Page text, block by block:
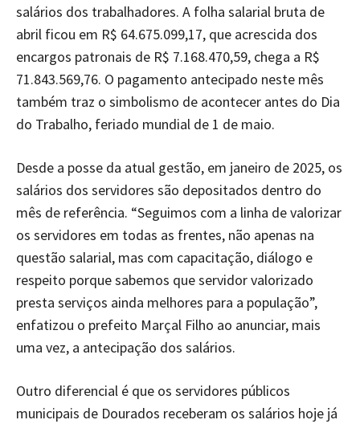
salários dos trabalhadores. A folha salarial bruta de
abril ficou em R$ 64.675.099,17, que acrescida dos
encargos patronais de R$ 7.168.470,59, chega a R$
71.843.569,76. O pagamento antecipado neste mês
também traz o simbolismo de acontecer antes do Dia
do Trabalho, feriado mundial de 1 de maio.
Desde a posse da atual gestão, em janeiro de 2025, os
salários dos servidores são depositados dentro do
mês de referência. “Seguimos com a linha de valorizar
os servidores em todas as frentes, não apenas na
questão salarial, mas com capacitação, diálogo e
respeito porque sabemos que servidor valorizado
presta serviços ainda melhores para a população”,
enfatizou o prefeito Marçal Filho ao anunciar, mais
uma vez, a antecipação dos salários.
Outro diferencial é que os servidores públicos
municipais de Dourados receberam os salários hoje já